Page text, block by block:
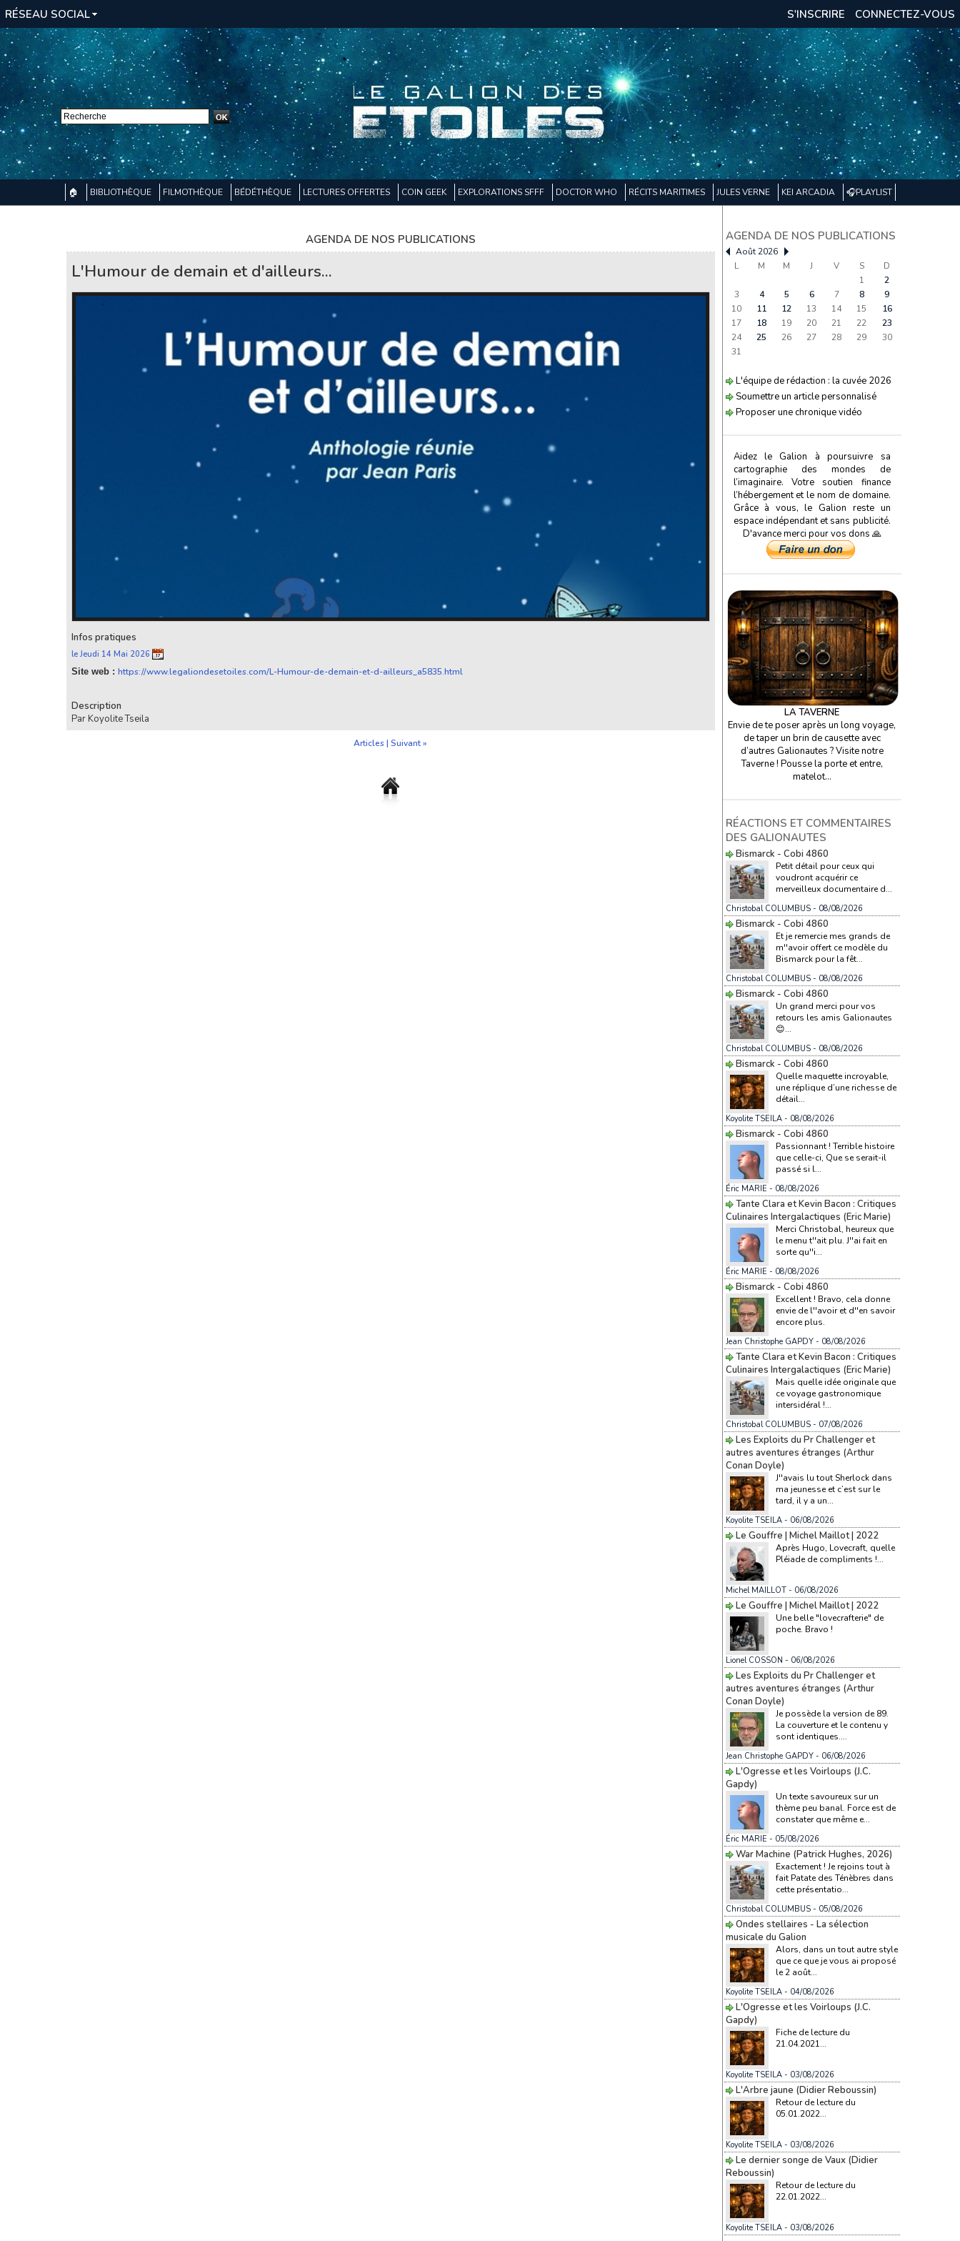
RÉSEAU SOCIAL CONNECTEZ-VOUS
S'INSCRIRE
🏠 BIBLIOTHÈQUE FILMOTHÈQUE BÉDÉTHÈQUE LECTURES OFFERTES COIN GEEK EXPLORATIONS SFFF DOCTOR WHO RÉCITS MARITIMES JULES VERNE KEI ARCADIA 🎧PLAYLIST
AGENDA DE NOS PUBLICATIONS
L'Humour de demain et d'ailleurs...
Infos pratiques
le Jeudi 14 Mai 2026
Site web : https://www.legaliondesetoiles.com/L-Humour-de-demain-et-d-ailleurs_a5835.html
Description
Par Koyolite Tseila
Articles| Suivant »
AGENDA DE NOS PUBLICATIONS
Août 2026
L
M M J V S
D
1
2
3
4 5 6 7 8
9
10
11 12 13 14 15
16
17
18 19 20 21 22
23
24
25 26 27 28 29
30
31
L'équipe de rédaction : la cuvée 2026
Soumettre un article personnalisé
Proposer une chronique vidéo
Aidez le Galion à poursuivre sa
cartographie des mondes de
l’imaginaire. Votre soutien finance
l’hébergement et le nom de domaine.
Grâce à vous, le Galion reste un
espace indépendant et sans publicité.
D'avance merci pour vos dons 🙏
LA TAVERNE
Envie de te poser après un long voyage,
de taper un brin de causette avec
d’autres Galionautes ? Visite notre
Taverne ! Pousse la porte et entre,
matelot…
RÉACTIONS ET COMMENTAIRES
DES GALIONAUTES
Bismarck - Cobi 4860
Petit détail pour ceux qui
voudront acquérir ce
merveilleux documentaire d...
Christobal COLUMBUS- 08/08/2026
Bismarck - Cobi 4860
Et je remercie mes grands de
m''avoir offert ce modèle du
Bismarck pour la fêt...
Christobal COLUMBUS- 08/08/2026
Bismarck - Cobi 4860
Un grand merci pour vos
retours les amis Galionautes
😊...
Christobal COLUMBUS- 08/08/2026
Bismarck - Cobi 4860
Quelle maquette incroyable,
une réplique d’une richesse de
détail...
Koyolite TSEILA- 08/08/2026
Bismarck - Cobi 4860
Passionnant ! Terrible histoire
que celle-ci, Que se serait-il
passé si l...
Éric MARIE - 08/08/2026
Tante Clara et Kevin Bacon : Critiques
Culinaires Intergalactiques (Eric Marie)
Merci Christobal, heureux que
le menu t''ait plu. J''ai fait en
sorte qu''i...
Éric MARIE - 08/08/2026
Bismarck - Cobi 4860
Excellent ! Bravo, cela donne
envie de l''avoir et d''en savoir
encore plus.
Jean Christophe GAPDY- 08/08/2026
Tante Clara et Kevin Bacon : Critiques
Culinaires Intergalactiques (Eric Marie)
Mais quelle idée originale que
ce voyage gastronomique
intersidéral !...
Christobal COLUMBUS- 07/08/2026
Les Exploits du Pr Challenger et
autres aventures étranges (Arthur
Conan Doyle)
J''avais lu tout Sherlock dans
ma jeunesse et c’est sur le
tard, il y a un...
Koyolite TSEILA- 06/08/2026
Le Gouffre | Michel Maillot | 2022
Après Hugo, Lovecraft, quelle
Pléiade de compliments !...
Michel MAILLOT- 06/08/2026
Le Gouffre | Michel Maillot | 2022
Une belle "lovecrafterie" de
poche. Bravo !
Lionel COSSON - 06/08/2026
Les Exploits du Pr Challenger et
autres aventures étranges (Arthur
Conan Doyle)
Je possède la version de 89.
La couverture et le contenu y
sont identiques....
Jean Christophe GAPDY- 06/08/2026
L'Ogresse et les Voirloups (J.C.
Gapdy)
Un texte savoureux sur un
thème peu banal. Force est de
constater que même e...
Éric MARIE - 05/08/2026
War Machine (Patrick Hughes, 2026)
Exactement ! Je rejoins tout à
fait Patate des Ténèbres dans
cette présentatio...
Christobal COLUMBUS- 05/08/2026
Ondes stellaires - La sélection
musicale du Galion
Alors, dans un tout autre style
que ce que je vous ai proposé
le 2 août...
Koyolite TSEILA- 04/08/2026
L'Ogresse et les Voirloups (J.C.
Gapdy)
Fiche de lecture du
21.04.2021...
Koyolite TSEILA- 03/08/2026
L'Arbre jaune (Didier Reboussin)
Retour de lecture du
05.01.2022...
Koyolite TSEILA- 03/08/2026
Le dernier songe de Vaux (Didier
Reboussin)
Retour de lecture du
22.01.2022...
Koyolite TSEILA- 03/08/2026